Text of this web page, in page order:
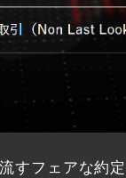
すフェアな約